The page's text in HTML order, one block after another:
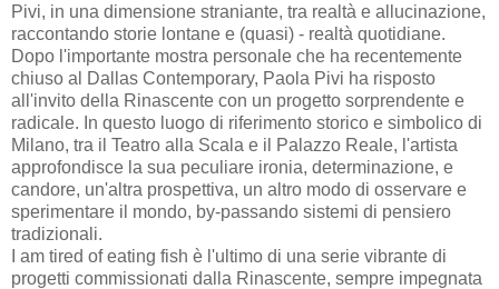
Pivi, in una dimensione straniante, tra realtà e allucinazione,
raccontando storie lontane e (quasi) - realtà quotidiane.
Dopo l'importante mostra personale che ha recentemente
chiuso al Dallas Contemporary, Paola Pivi ha risposto
all'invito della Rinascente con un progetto sorprendente e
radicale. In questo luogo di riferimento storico e simbolico di
Milano, tra il Teatro alla Scala e il Palazzo Reale, l'artista
approfondisce la sua peculiare ironia, determinazione, e
candore, un'altra prospettiva, un altro modo di osservare e
sperimentare il mondo, by-passando sistemi di pensiero
tradizionali.
I am tired of eating fish è l'ultimo di una serie vibrante di
progetti commissionati dalla Rinascente, sempre impegnata